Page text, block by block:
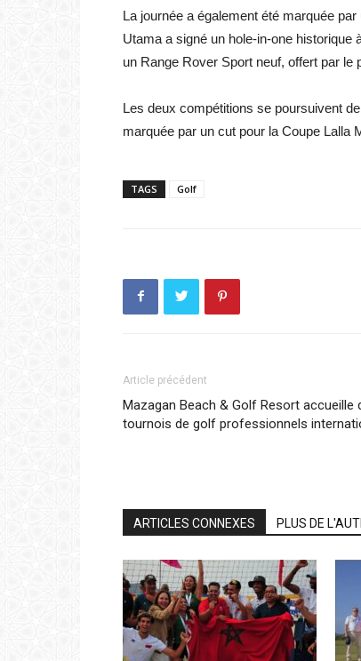
La journée a également été marquée
Utama a signé un hole-in-one
un Range Rover Sport neuf, offert par le
Les deux compétitions se poursuivent
marquée par un cut pour la Coupe Lalla
TAGS Golf
Article précédent
Mazagan Beach & Golf Resort accueille
tournois de golf professionnels
ARTICLES CONNEXES PLUS DE